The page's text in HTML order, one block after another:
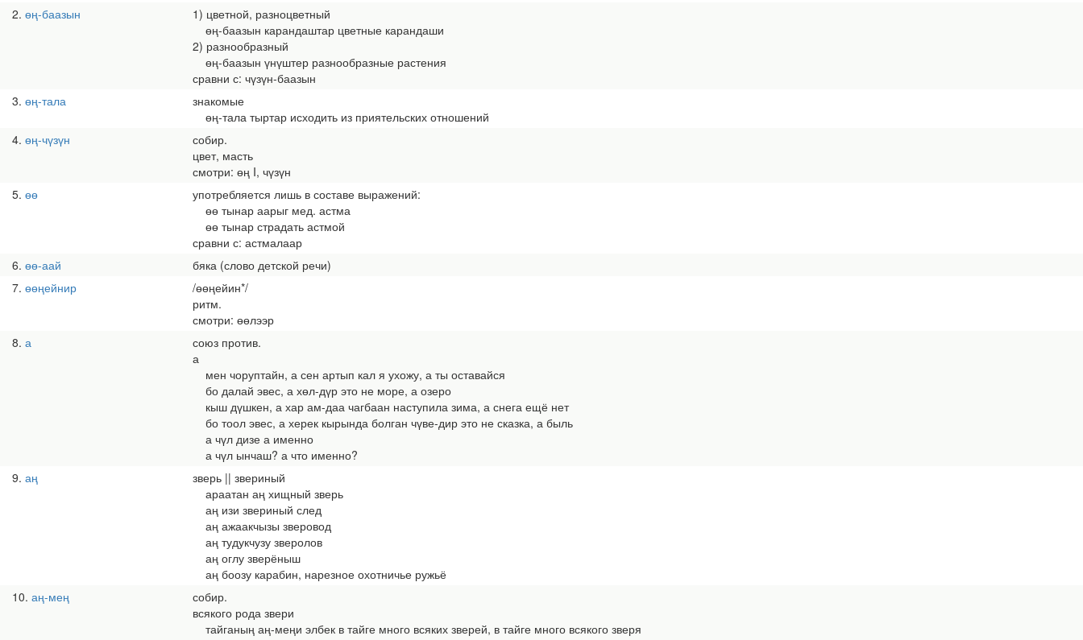
2 өң-баазын
1) цветной, разноцветный
өң-баазын карандаштар цветные карандаши
2) разнообразный
өң-баазын үнүштер разнообразные растения
сравни с: чүзүн-баазын
3 өң-тала
знакомые
өң-тала тыртар исходить из приятельских отношений
4 өң-чүзүн
собир.
цвет, масть
смотри: өң I, чүзүн
5 өө
употребляется лишь в составе выражений:
өө тынар аарыг мед. астма
өө тынар страдать астмой
сравни с: астмалаар
6 өө-аай
бяка (слово детской речи)
7 өөңейнир
/өөңейин*/
ритм.
смотри: өөлээр
8 а
союз против.
а
мен чоруптайн, а сен артып кал я ухожу, а ты оставайся
бо далай эвес, а хөл-дүр это не море, а озеро
кыш дүшкен, а хар ам-даа чагбаан наступила зима, а снега ещё нет
бо тоол эвес, а херек кырында болган чүве-дир это не сказка, а быль
а чүл дизе а именно
а чүл ынчаш? а что именно?
9 аң
зверь || звериный
араатан аң хищный зверь
аң изи звериный след
аң ажаакчызы зверовод
аң тудукчузу зверолов
аң оглу зверёныш
аң боозу карабин, нарезное охотничье ружьё
10 аң-мең
собир.
всякого рода звери
тайганың аң-меңи элбек в тайге много всяких зверей, в тайге много всякого зверя